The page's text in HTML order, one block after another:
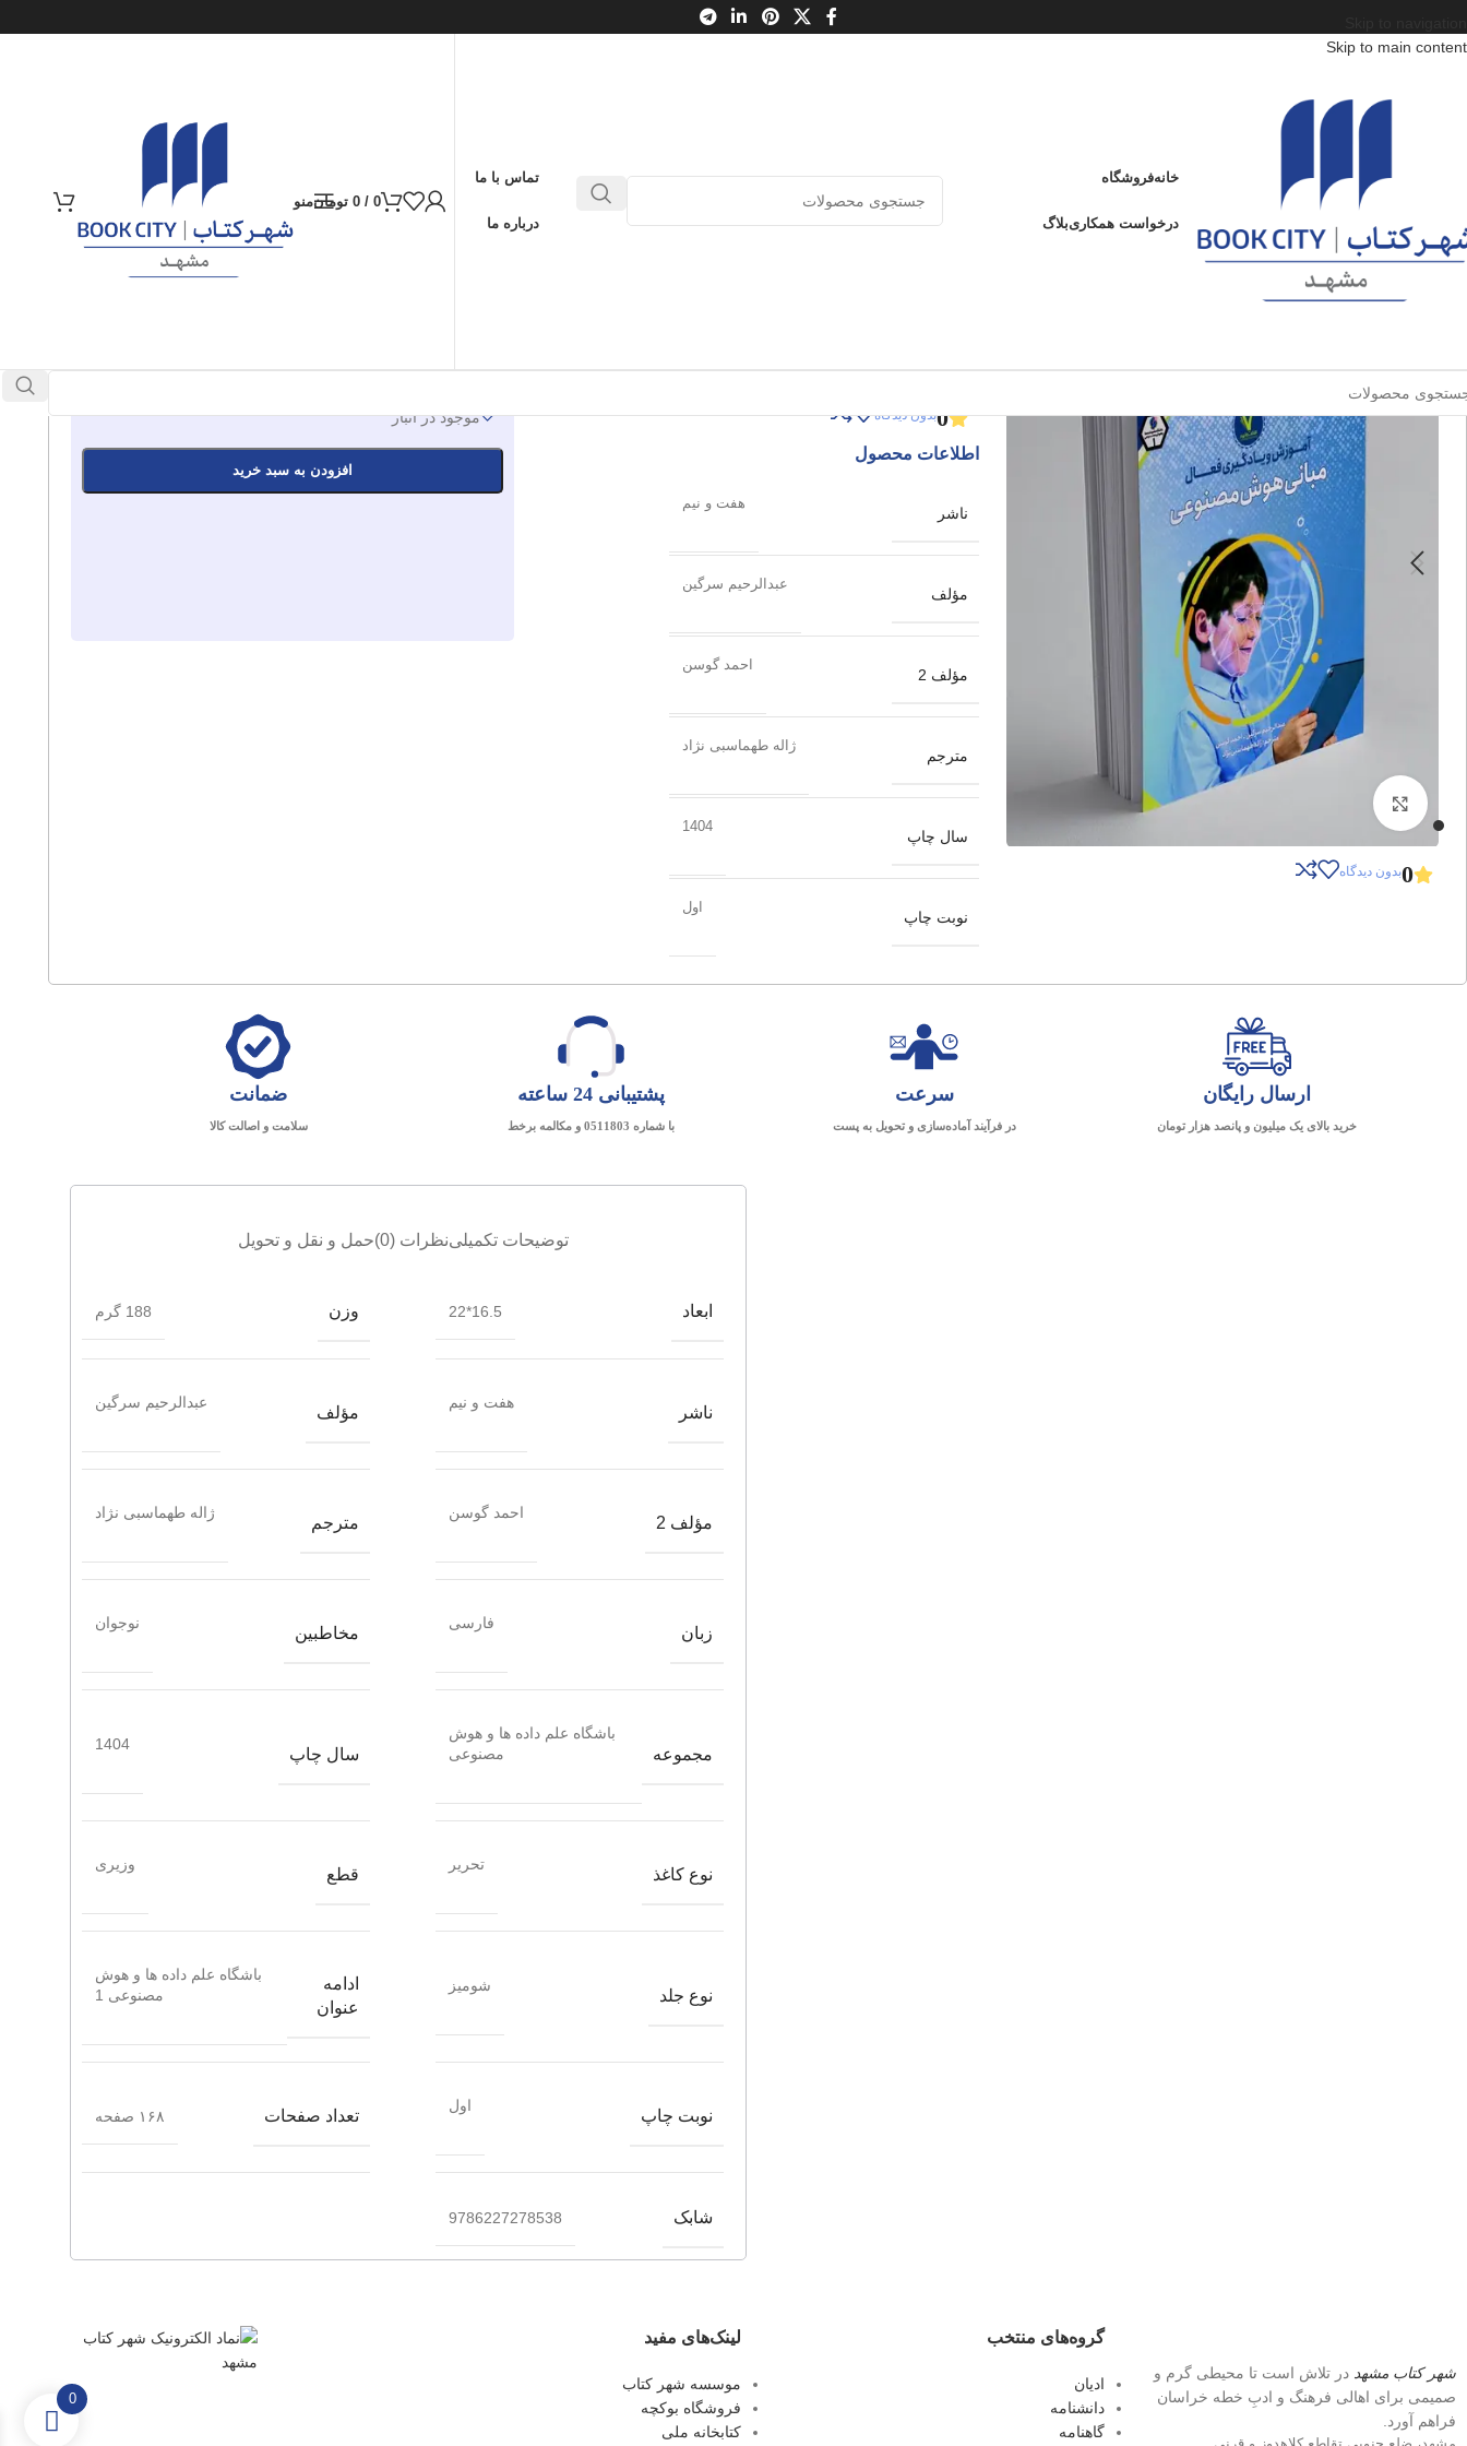
Skip to main content
خانهفروشگاه
درخواست همکاریبلاگ
تماس با ما
درباره ما
0
/
0 تومانمنو
محصولات / کتاب کودک و نوجوان
باشگاه علم داده ها و هوش مصنوعی 1
0بدون دیدگاه
0بدون دیدگاه
اطلاعات محصول
ناشر
هفت و نیم
مؤلف
عبدالرحیم سرگین
مؤلف 2
احمد گوسن
مترجم
ژاله طهماسبی نژاد
سال چاپ
1404
نوبت چاپ
اول
موجود در انبار
افزودن به سبد خرید
ارسال رایگان
خرید بالای یک میلیون و پانصد هزار تومان
سرعت
در فرآیند آماده‌سازی و تحویل به پست
پشتیبانی 24 ساعته
با شماره 0511803 و مکالمه برخط
ضمانت
سلامت و اصالت کالا
توضیحات تکمیلینظرات (0) حمل و نقل و تحویل
ابعاد 16.5*22 وزن 188 گرم
ناشر
هفت و نیم
مؤلف
عبدالرحیم سرگین
مؤلف 2
احمد گوسن
مترجم
ژاله طهماسبی نژاد
زبان
فارسی
مخاطبین
نوجوان
مجموعه
باشگاه علم داده ها و هوش
مصنوعی
سال چاپ
1404
نوع کاغذ
تحریر
قطع
وزیری
نوع جلد
شومیز
ادامه
عنوان
باشگاه علم داده ها و هوش
مصنوعی 1
نوبت چاپ
اول
تعداد صفحات ۱۶۸ صفحه
شابک 9786227278538
شهر کتاب مشهد در تلاش است تا محیطی گرم و
صمیمی برای اهالی فرهنگ و ادبِ خطه خراسان
فراهم آورد.
گروه‌های منتخب
ادیان
دانشنامه
گاهنامه
لینک‌های مفید
موسسه شهر کتاب
فروشگاه بوکچه
کتابخانه ملی
0